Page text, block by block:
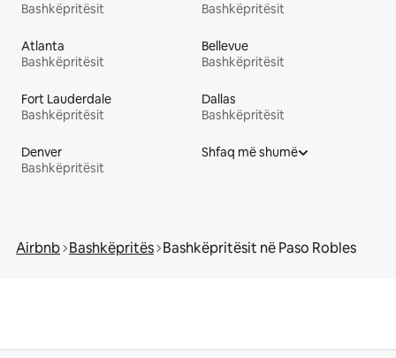
Bashkëpritësit
Bashkëpritësit
Atlanta
Bashkëpritësit
Bellevue
Bashkëpritësit
Fort Lauderdale
Bashkëpritësit
Dallas
Bashkëpritësit
Denver
Bashkëpritësit
Shfaq më shumë
Airbnb Bashkëpritës Bashkëpritësit në Paso Robles